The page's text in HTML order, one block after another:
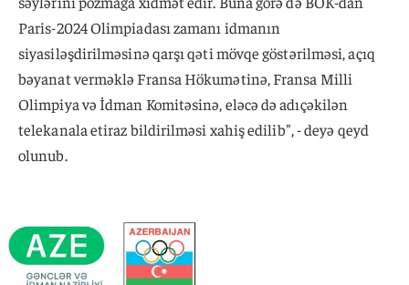
Paris-2024 Olimpiadası zamanı idmanın
siyasiləşdirilməsinə qarşı qəti mövqe göstərilməsi, açıq
bəyanat verməklə Fransa Hökumətinə, Fransa Milli
Olimpiya və İdman Komitəsinə, eləcə də adıçəkilən
telekanala etiraz bildirilməsi xahiş edilib", - deyə qeyd
olunub.